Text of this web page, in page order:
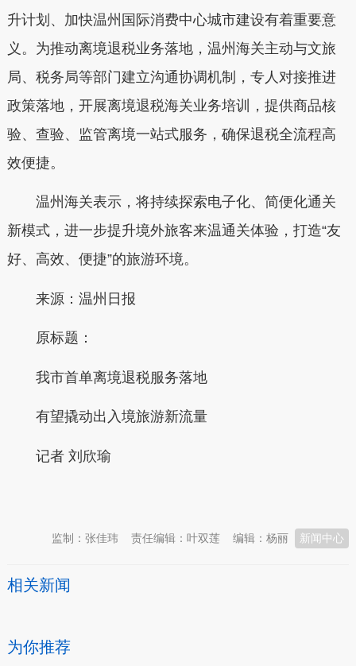
升计划、加快温州国际消费中心城市建设有着重要意
义。为推动离境退税业务落地，温州海关主动与文旅
局、税务局等部门建立沟通协调机制，专人对接推进
政策落地，开展离境退税海关业务培训，提供商品核
验、查验、监管离境一站式服务，确保退税全流程高
效便捷。
温州海关表示，将持续探索电子化、简便化通关
新模式，进一步提升境外旅客来温通关体验，打造“友
好、高效、便捷”的旅游环境。
来源：温州日报
原标题：
我市首单离境退税服务落地
有望撬动出入境旅游新流量
记者 刘欣瑜
新闻中心
编辑：杨丽
责任编辑：叶双莲
监制：张佳玮
相关新闻
为你推荐